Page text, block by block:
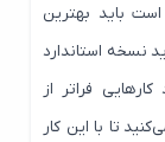
بهترین
استاندارد
فراتر از
با این کار